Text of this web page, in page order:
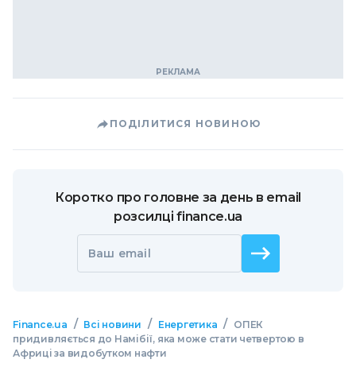
ПОДІЛИТИСЯ НОВИНОЮ
Коротко про головне за день в email
розсилці finance.ua
Ваш email
Finance.ua / Всі новини / Енергетика / ОПЕК
придивляється до Намібії, яка може стати четвертою в
Африці за видобутком нафти